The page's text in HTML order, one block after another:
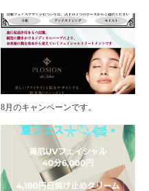
8月のキャンペーンです。